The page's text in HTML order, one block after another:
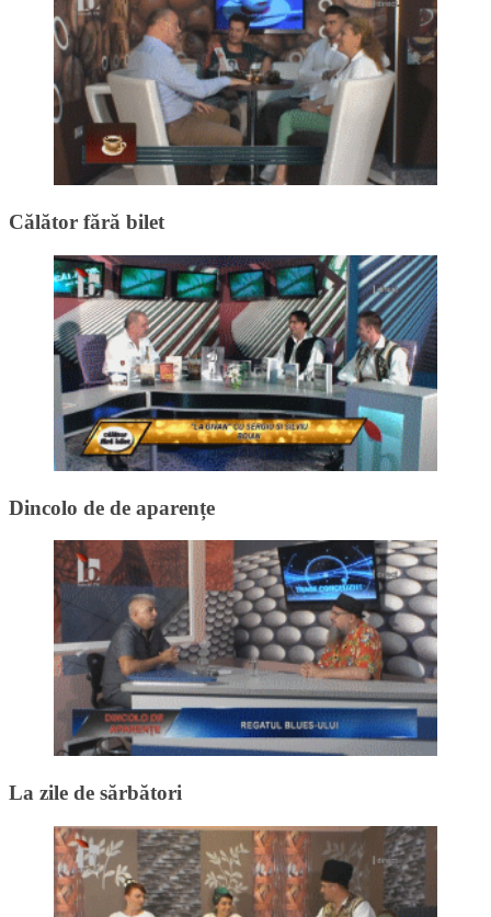
Călător fără bilet
Dincolo de de aparențe
La zile de sărbători